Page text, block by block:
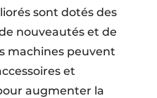
sont dotés des
nouveautés et de
machines peuvent
et
augmenter la